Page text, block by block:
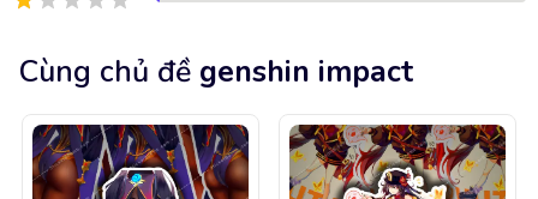
Cùng chủ đề genshin impact